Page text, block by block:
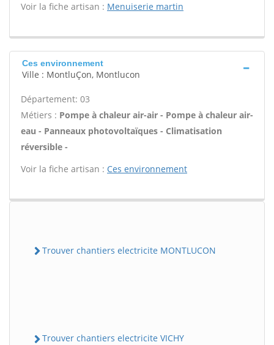
Voir la fiche artisan : Menuiserie martin
Ces environnement
Ville : MontluÇon, Montlucon
Département: 03
Métiers : Pompe à chaleur air-air - Pompe à chaleur air-
eau - Panneaux photovoltaïques - Climatisation
réversible -
Voir la fiche artisan : Ces environnement
Trouver chantiers electricite MONTLUCON
Trouver chantiers electricite VICHY